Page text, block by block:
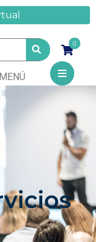
0
MENÚ